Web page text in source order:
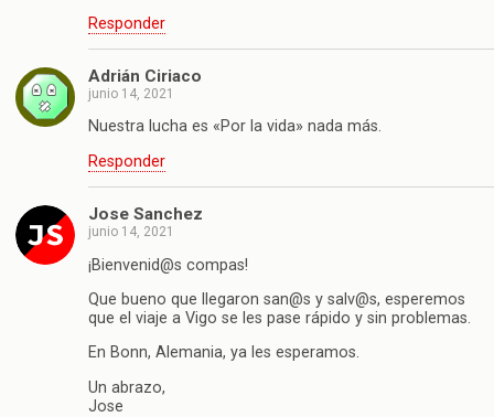
Responder
Adrián Ciriaco
junio 14, 2021
Nuestra lucha es «Por la vida» nada más.
Responder
Jose Sanchez
junio 14, 2021
¡Bienvenid@s compas!
Que bueno que llegaron san@s y salv@s, esperemos
que el viaje a Vigo se les pase rápido y sin problemas.
En Bonn, Alemania, ya les esperamos.
Un abrazo,
Jose